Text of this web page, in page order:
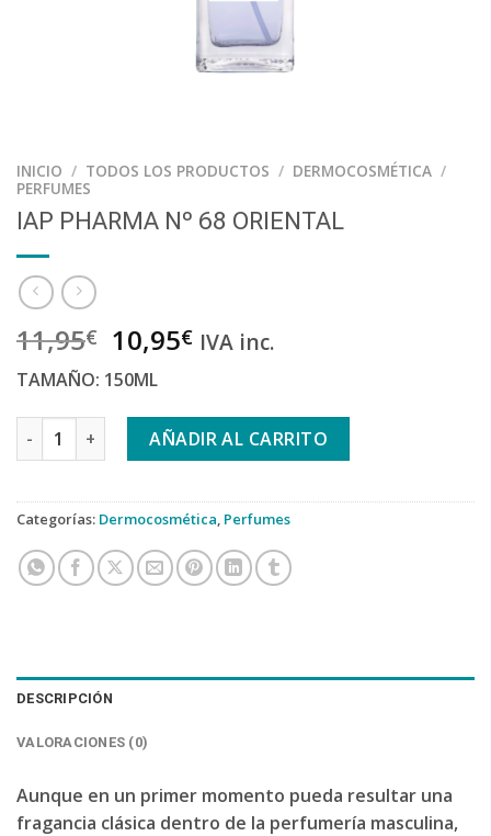
INICIO / TODOS LOS PRODUCTOS / DERMOCOSMÉTICA /
PERFUMES
IAP PHARMA Nº 68 ORIENTAL
11,95€ 10,95€ IVA inc.
TAMAÑO: 150ML
IAP PHARMA Nº 68 ORIENTAL cantidad
AÑADIR AL CARRITO
Categorías: Dermocosmética, Perfumes
DESCRIPCIÓN
VALORACIONES (0)
Aunque en un primer momento pueda resultar una
fragancia clásica dentro de la perfumería masculina,